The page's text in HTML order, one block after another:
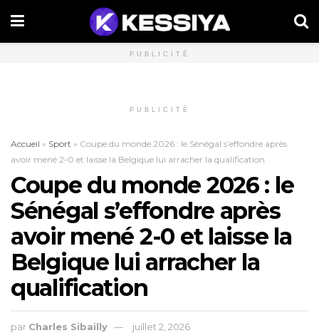
PUBLICITÉ
PUBLICITÉ
Accueil » Sport » Coupe du monde 2026 : le Sénégal s’effondre après
avoir mené 2-0 et laisse la Belgique lui arracher la qualification
Coupe du monde 2026 : le
Sénégal s’effondre après
avoir mené 2-0 et laisse la
Belgique lui arracher la
qualification
par Charles Sibailly juillet 2, 2026